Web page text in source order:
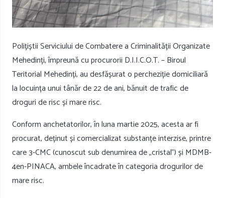
Polițiștii Serviciului de Combatere a Criminalității Organizate
Mehedinți, împreună cu procurorii D.I.I.C.O.T. – Biroul
Teritorial Mehedinți, au desfășurat o percheziție domiciliară
la locuința unui tânăr de 22 de ani, bănuit de trafic de
droguri de risc și mare risc.
Conform anchetatorilor, în luna martie 2025, acesta ar fi
procurat, deținut și comercializat substanțe interzise, printre
care 3-CMC (cunoscut sub denumirea de „cristal”) și MDMB-
4en-PINACA, ambele încadrate în categoria drogurilor de
mare risc.